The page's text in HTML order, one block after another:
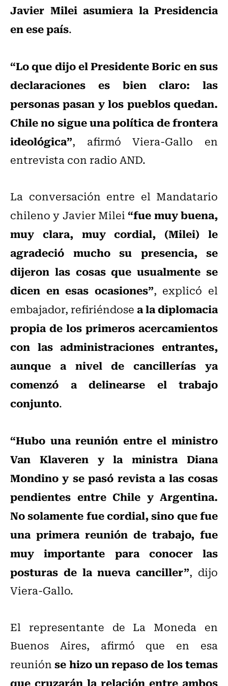
Javier Milei asumiera la Presidencia
en ese país.
“Lo que dijo el Presidente Boric en sus
declaraciones es bien claro: las
personas pasan y los pueblos quedan.
Chile no sigue una política de frontera
ideológica”, afirmó Viera-Gallo en
entrevista con radio AND.
La conversación entre el Mandatario
chileno y Javier Milei“fue muy buena,
muy clara, muy cordial, (Milei) le
agradeció mucho su presencia, se
dijeron las cosas que usualmente se
dicen en esas ocasiones”, explicó el
embajador, refiriéndosea la diplomacia
propia de los primeros acercamientos
con las administraciones entrantes,
aunque a nivel de cancillerías ya
comenzó a delinearse el trabajo
conjunto.
“Hubo una reunión entre el ministro
Van Klaveren y la ministra Diana
Mondino y se pasó revista a las cosas
pendientes entre Chile y Argentina.
No solamente fue cordial, sino que fue
una primera reunión de trabajo, fue
muy importante para conocer las
posturas de la nueva canciller”, dijo
Viera-Gallo.
El representante de La Moneda en
Buenos Aires, afirmó que en esa
reuniónse hizo un repaso de los temas
que cruzarán la relación entre ambos